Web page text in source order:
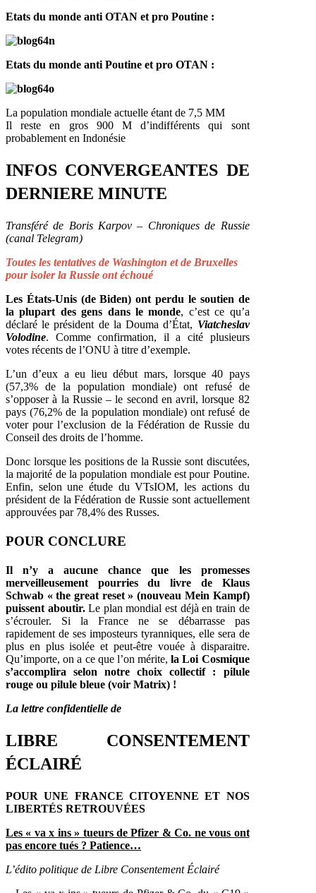
Etats du monde anti OTAN et pro Poutine :
Etats du monde anti Poutine et pro OTAN :
La population mondiale actuelle étant de 7,5 MM
Il reste en gros 900 M d’indifférents qui sont
probablement en Indonésie
INFOS CONVERGEANTES DE
DERNIERE MINUTE
Transféré de Boris Karpov – Chroniques de Russie
(canal Telegram)
Toutes les tentatives de Washington et de Bruxelles
pour isoler la Russie ont échoué
Les États-Unis (de Biden) ont perdu le soutien de
la plupart des gens dans le monde, c’est ce qu’a
déclaré le président de la Douma d’État, Viatcheslav
Volodine. Comme confirmation, il a cité plusieurs
votes récents de l’ONU à titre d’exemple.
L’un d’eux a eu lieu début mars, lorsque 40 pays
(57,3% de la population mondiale) ont refusé de
s’opposer à la Russie – le second en avril, lorsque 82
pays (76,2% de la population mondiale) ont refusé de
voter pour l’exclusion de la Fédération de Russie du
Conseil des droits de l’homme.
Donc lorsque les positions de la Russie sont discutées,
la majorité de la population mondiale est pour Poutine.
Enfin, selon une étude du VTsIOM, les actions du
président de la Fédération de Russie sont actuellement
approuvées par 78,4% des Russes.
POUR CONCLURE
Il n’y a aucune chance que les promesses
merveilleusement pourries du livre de Klaus
Schwab « the great reset » (nouveau Mein Kampf)
puissent aboutir.Le plan mondial est déjà en train de
s’écrouler. Si la France ne se débarrasse pas
rapidement de ses imposteurs tyranniques, elle sera de
plus en plus isolée et peut-être vouée à disparaitre.
Qu’importe, on a ce que l’on mérite,la Loi Cosmique
s’accomplira selon notre choix collectif : pilule
rouge ou pilule bleue (voir Matrix) !
La lettre confidentielle de
LIBRE CONSENTEMENT
ÉCLAIRÉ
POUR UNE FRANCE CITOYENNE ET NOS
LIBERTÉS RETROUVÉES
Les « va x ins » tueurs de Pfizer & Co. ne vous ont
pas encore tués ? Patience…
L’édito politique de Libre Consentement Éclairé